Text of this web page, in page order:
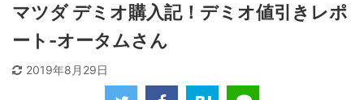
マツダ デミオ購入記！デミオ値引きレポ
ート-オータムさん
2019年8月29日